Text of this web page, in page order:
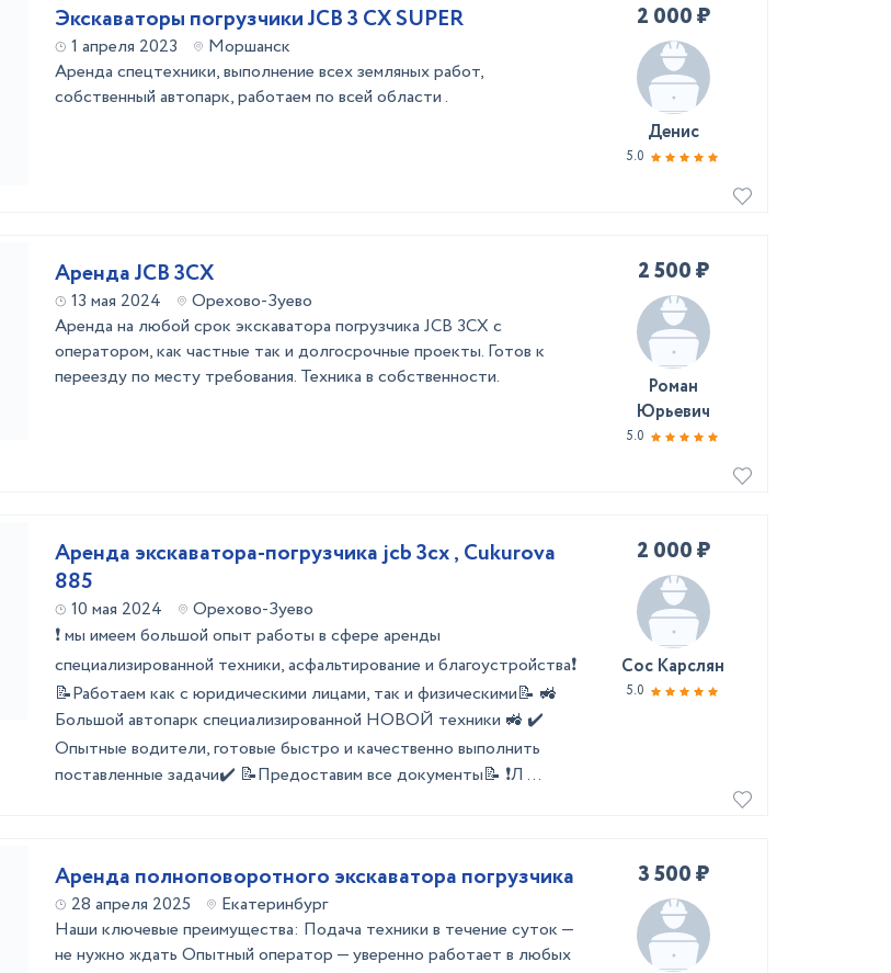
Экскаваторы погрузчики JCB 3 CX SUPER
1 апреля 2023
Моршанск
Аренда спецтехники, выполнение всех земляных работ,
собственный автопарк, работаем по всей области .
2 000 ₽
Денис
5.0
Аренда JCB 3CX
13 мая 2024
Орехово-Зуево
Аренда на любой срок экскаватора погрузчика JCB 3CX с
оператором, как частные так и долгосрочные проекты. Готов к
переезду по месту требования. Техника в собственности.
2 500 ₽
Роман
Юрьевич
5.0
Аренда экскаватора-погрузчика jcb 3cx , Cukurova
885
10 мая 2024
Орехово-Зуево
❗ мы имеем большой опыт работы в сфере аренды
специализированной техники, асфальтирование и благоустройства❗
📝Работаем как с юридическими лицами, так и физическими📝 🚜
Большой автопарк специализированной НОВОЙ техники 🚜 ✔️
Опытные водители, готовые быстро и качественно выполнить
пocтaвлeнныe задачи✔️ 📝Предоставим все документы📝 ❗Л ...
2 000 ₽
Сос Карслян
5.0
Аренда полноповоротного экскаватора погрузчика
28 апреля 2025
Екатеринбург
Наши ключевые преимущества: Подача техники в течение суток —
не нужно ждать Опытный оператор — уверенно работает в любых
3 500 ₽